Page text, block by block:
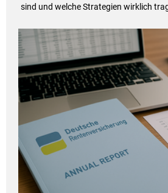
sind und welche Strategien wirklich